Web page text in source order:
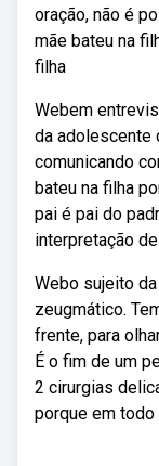
oração, não é
mãe bateu na
filha
Webem
da adolescente
comunicando
bateu na filha
pai é pai do
interpretação
Webo sujeito
zeugmático.
frente, para
É o fim de um
2 cirurgias
porque em